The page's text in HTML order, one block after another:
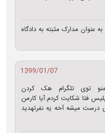
عنوان مدارک مثبته به دادگاه
1399/01/07
توی تلگرام هک کردن
فتا شکایت کردم.آیا کارمن
درست میشه آخه یه نفرتهدید